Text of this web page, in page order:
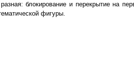
блокирование и перекрытие на
фигуры.